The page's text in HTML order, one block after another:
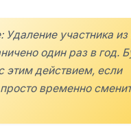
участника
один раз в год.
этим действием, если
временно